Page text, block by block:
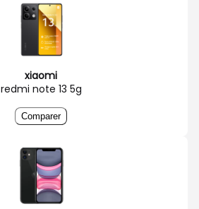
xiaomi
redmi note 13 5g
Comparer